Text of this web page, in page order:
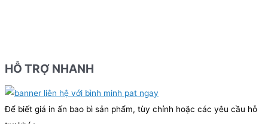
HỖ TRỢ NHANH
Để biết giá in ấn bao bì sản phẩm, tùy chỉnh hoặc các yêu cầu hỗ